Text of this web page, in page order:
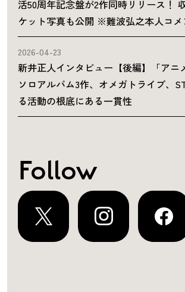
活50周年記念盤が2作同時リリース！
ケット写真も公開 ※難波弘之本人コ
2026-04-23
新井正人インタビュー【後編】「アニ
ソロアルバム3作、オメガトライブ、
る活動の根底にある一貫性
Follow